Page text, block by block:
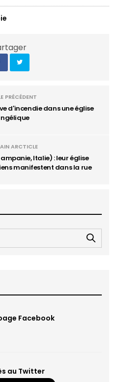
PRÉCÉDENT
d'incendie dans une église
ARCTICLE
Italie) : leur église
manifestent dans la rue
Facebook
au Twitter